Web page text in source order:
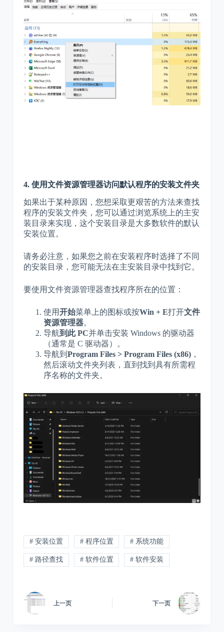
4. 使用文件资源管理器访问默认程序的安装文件夹
如果出于某种原因，您想采取更艰苦的方法来查找
程序的安装文件夹，您可以通过浏览系统上的主安
装目录来实现，这个安装目录是大多数软件的默认
安装位置。
请务必注意，如果您之前在安装程序时选择了不同
的安装目录，您可能无法在主安装目录中找到它。
要使用文件资源管理器查找程序所在的位置：
使用开始菜单上的图标或按Win + E打开文件
资源管理器。
导航到此 PC并单击安装 Windows 的驱动器
（通常是 C 驱动器）。
导航到 Program Files > Program Files (x86)，
然后滚动文件夹列表，直到找到具有所需程
序名称的文件夹。
# 安装位置 # 程序位置 # 系统功能
# 路径查找 # 软件位置 # 软件安装
上一页 下一页